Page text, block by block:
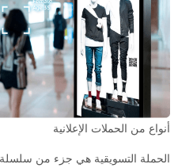
أنواع من الحملات الإعلانية
الحملة التسويقية هي جزء من